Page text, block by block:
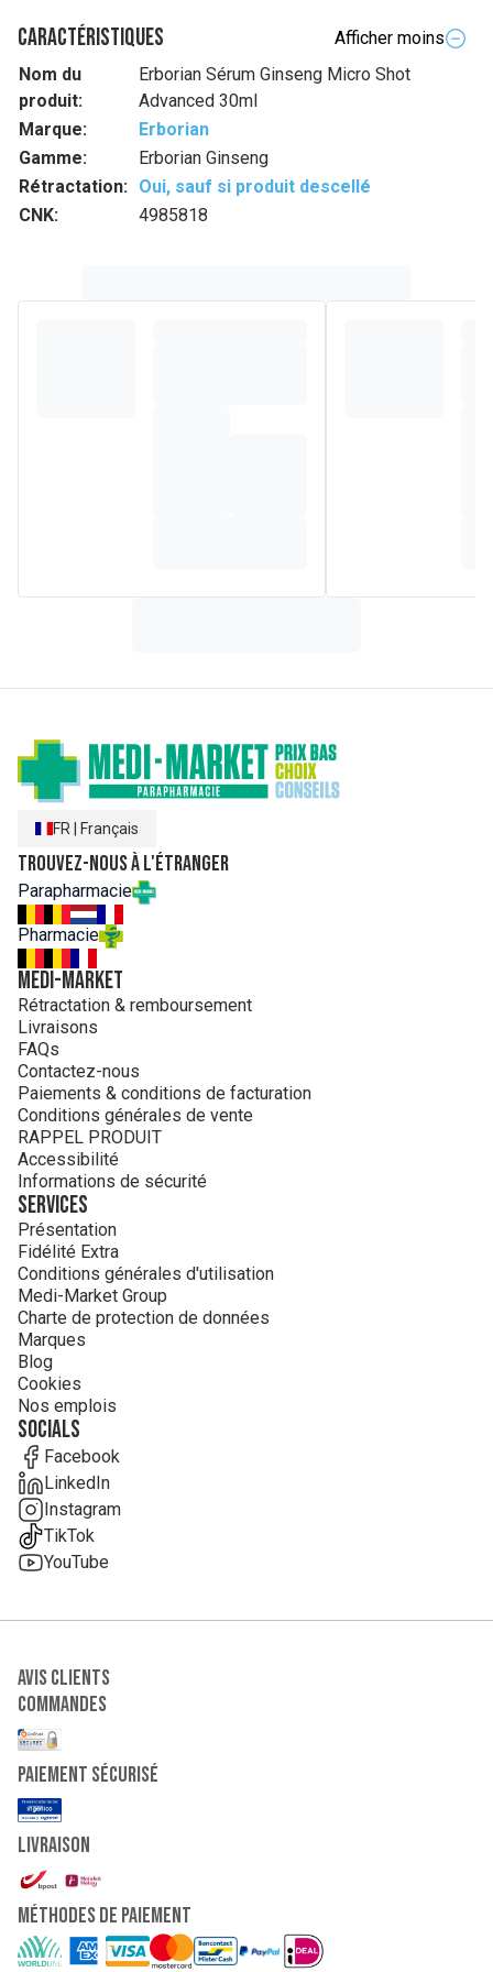
Caractéristiques
Afficher moins
Nom du
produit:
Erborian Sérum Ginseng Micro Shot
Advanced 30ml
Marque:
Erborian
Gamme:
Erborian Ginseng
Rétractation: Oui, sauf si produit descellé
CNK:
4985818
FR Français
Trouvez-nous à l'étranger
Parapharmacie
Pharmacie
MEDI-MARKET
Rétractation & remboursement
Livraisons
FAQs
Contactez-nous
Paiements & conditions de facturation
Conditions générales de vente
RAPPEL PRODUIT
Accessibilité
Informations de sécurité
Services
Présentation
Fidélité Extra
Conditions générales d'utilisation
Medi-Market Group
Charte de protection de données
Marques
Blog
Cookies
Nos emplois
Socials
Facebook
LinkedIn
Instagram
TikTok
YouTube
Avis clients
Commandes
paiement sécurisé
Livraison
Méthodes de paiement